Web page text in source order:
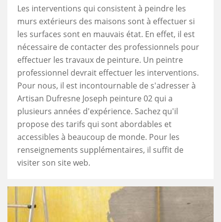
Les interventions qui consistent à peindre les
murs extérieurs des maisons sont à effectuer si
les surfaces sont en mauvais état. En effet, il est
nécessaire de contacter des professionnels pour
effectuer les travaux de peinture. Un peintre
professionnel devrait effectuer les interventions.
Pour nous, il est incontournable de s'adresser à
Artisan Dufresne Joseph peinture 02 qui a
plusieurs années d'expérience. Sachez qu'il
propose des tarifs qui sont abordables et
accessibles à beaucoup de monde. Pour les
renseignements supplémentaires, il suffit de
visiter son site web.